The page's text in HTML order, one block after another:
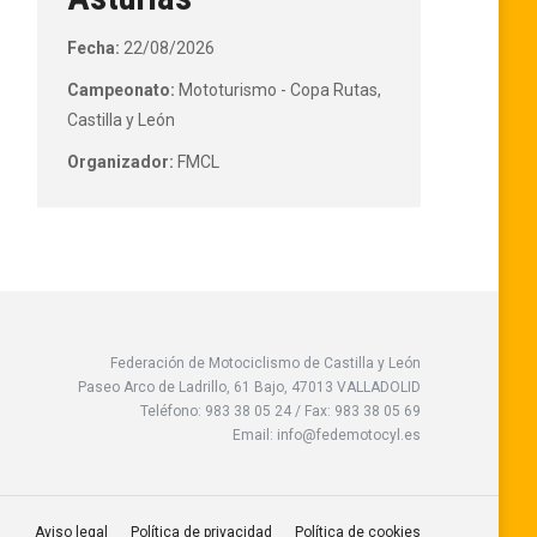
Fecha: 22/08/2026
Campeonato: Mototurismo - Copa Rutas,
Castilla y León
Organizador: FMCL
Federación de Motociclismo de Castilla y León
Paseo Arco de Ladrillo, 61 Bajo, 47013 VALLADOLID
Teléfono: 983 38 05 24 / Fax: 983 38 05 69
Email: info@fedemotocyl.es
Aviso legal Política de privacidad Política de cookies